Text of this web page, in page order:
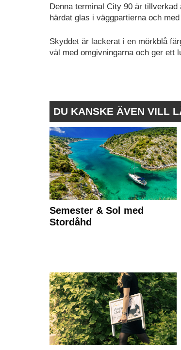
Denna terminal City 90 är
härdat glas i väggpartierna och
Skyddet är lackerat i en mörkblå
väl med omgivningarna och ger ett
DU KANSKE ÄVEN VILL
Semester & Sol med
Stordåhd